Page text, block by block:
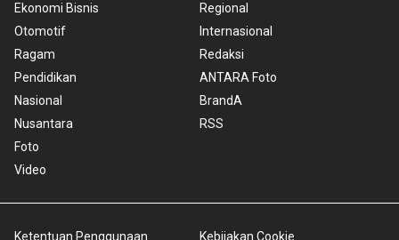
Ekonomi Bisnis
Otomotif
Ragam
Pendidikan
Nasional
Nusantara
Foto
Video
Regional
Internasional
Redaksi
ANTARA Foto
BrandA
RSS
Ketentuan Penggunaan Kebijakan Cookie